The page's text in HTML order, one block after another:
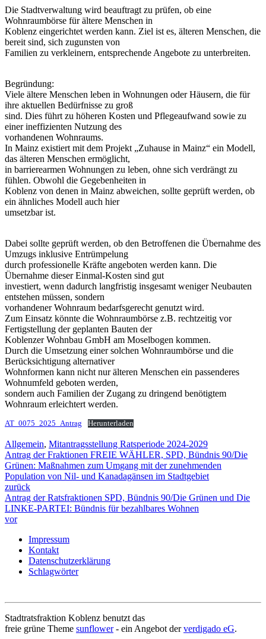
Die Stadtverwaltung wird beauftragt zu prüfen, ob eine
Wohnraumbörse für ältere Menschen in
Koblenz eingerichtet werden kann. Ziel ist es, älteren Menschen, die
bereit sind, sich zugunsten von
Familien zu verkleinern, entsprechende Angebote zu unterbreiten.
Begründung:
Viele ältere Menschen leben in Wohnungen oder Häusern, die für
ihre aktuellen Bedürfnisse zu groß
sind. Dies führt zu höheren Kosten und Pflegeaufwand sowie zu
einer ineffizienten Nutzung des
vorhandenen Wohnraums.
In Mainz existiert mit dem Projekt „Zuhause in Mainz“ ein Modell,
das älteren Menschen ermöglicht,
in barrierearmen Wohnungen zu leben, ohne sich verdrängt zu
fühlen. Obwohl die Gegebenheiten in
Koblenz von denen in Mainz abweichen, sollte geprüft werden, ob
ein ähnliches Modell auch hier
umsetzbar ist.
Dabei sollte geprüft werden, ob den Betroffenen die Übernahme des
Umzugs inklusive Entrümpelung
durch professionelle Kräfte angeboten werden kann. Die
Übernahme dieser Einmal-Kosten sind gut
investiert, wenn dadurch langfristig insgesamt weniger Neubauten
entstehen müssen, sondern
vorhandener Wohnraum bedarfsgerecht genutzt wird.
Zum Einsatz könnte die Wohnraumbörse z.B. rechtzeitig vor
Fertigstellung der geplanten Bauten der
Koblenzer Wohnbau GmbH am Moselbogen kommen.
Durch die Umsetzung einer solchen Wohnraumbörse und die
Berücksichtigung alternativer
Wohnformen kann nicht nur älteren Menschen ein passenderes
Wohnumfeld geboten werden,
sondern auch Familien der Zugang zu dringend benötigtem
Wohnraum erleichtert werden.
AT_0075_2025_Antrag Herunterladen
Allgemein, Mitantragsstellung Ratsperiode 2024-2029
Antrag der Fraktionen FREIE WÄHLER, SPD, Bündnis 90/Die
Grünen: Maßnahmen zum Umgang mit der zunehmenden
Population von Nil- und Kanadagänsen im Stadtgebiet
zurück
Antrag der Ratsfraktionen SPD, Bündnis 90/Die Grünen und Die
LINKE-PARTEI: Bündnis für bezahlbares Wohnen
vor
Impressum
Kontakt
Datenschutzerklärung
Schlagwörter
Stadtratsfraktion Koblenz benutzt das
freie grüne Theme sunflower‐ ein Angebot derverdigado eG.